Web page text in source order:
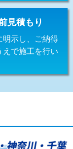
円
円
見積もり
明示し、ご納得
えで施工を行い